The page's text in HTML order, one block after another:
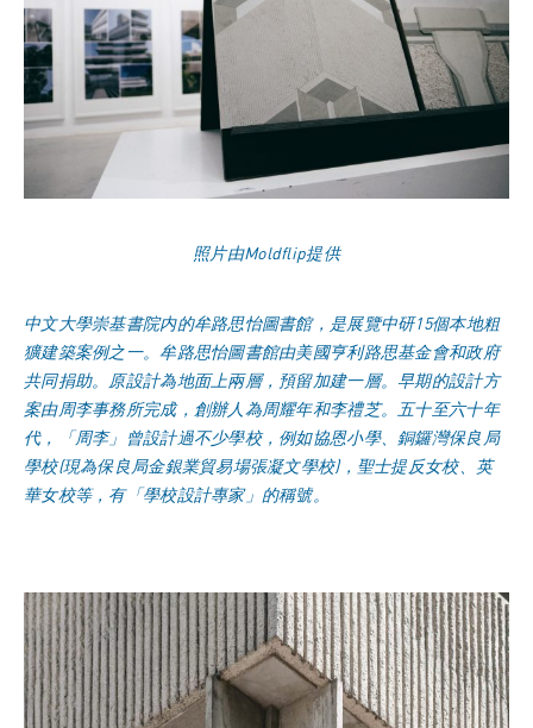
照片由Moldflip提供
中文大學崇基書院内的牟路思怡圖書館，是展覽中研15個本地粗
獷建築案例之一。牟路思怡圖書館由美國亨利路思基金會和政府
共同捐助。原設計為地面上兩層，預留加建一層。早期的設計方
案由周李事務所完成，創辦人為周耀年和李禮芝。五十至六十年
代，「周李」曾設計過不少學校，例如協恩小學、銅鑼灣保良局
學校(現為保良局金銀業貿易場張凝文學校)，聖士提反女校、英
華女校等，有「學校設計專家」的稱號。